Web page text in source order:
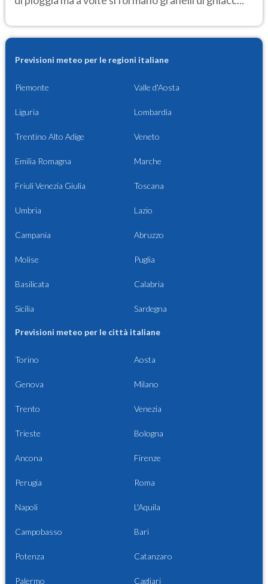
Previsioni meteo per le regioni italiane
Piemonte Valle d'Aosta
Liguria Lombardia
Trentino Alto Adige Veneto
Emilia Romagna Marche
Friuli Venezia Giulia Toscana
Umbria Lazio
Campania Abruzzo
Molise Puglia
Basilicata Calabria
Sicilia Sardegna
Previsioni meteo per le città italiane
Torino Aosta
Genova Milano
Trento Venezia
Trieste Bologna
Ancona Firenze
Perugia Roma
Napoli L'Aquila
Campobasso Bari
Potenza Catanzaro
Palermo Cagliari